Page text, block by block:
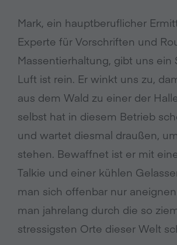
Mark, ein hauptberuflicher
Experte für Vorschriften und
Massentierhaltung, gibt uns ein
Luft ist rein. Er winkt uns zu,
aus dem Wald zu einer der
selbst hat in diesem Betrieb
und wartet diesmal draußen,
stehen. Bewaffnet ist er mit
Talkie und einer kühlen
man sich offenbar nur
man jahrelang durch die so
stressigsten Orte dieser Welt